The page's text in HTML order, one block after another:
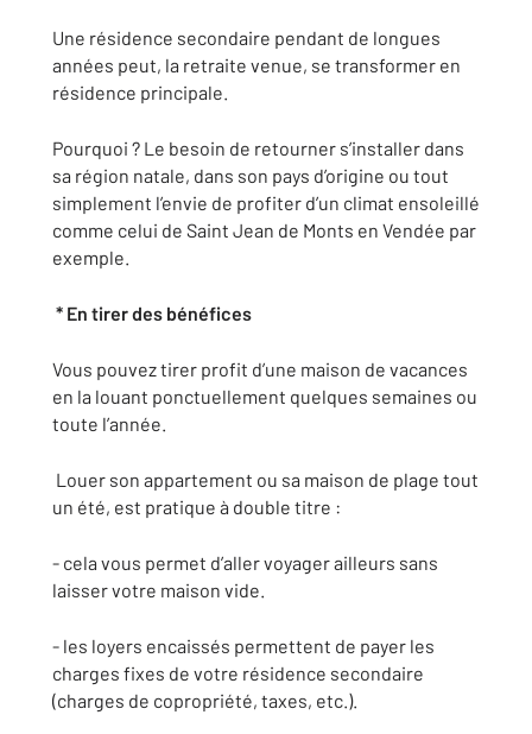
Une résidence secondaire pendant de longues
années peut, la retraite venue, se transformer en
résidence principale.
Pourquoi ? Le besoin de retourner s’installer dans
sa région natale, dans son pays d’origine ou tout
simplement l’envie de profiter d’un climat ensoleillé
comme celui de Saint Jean de Monts en Vendée par
exemple.
* En tirer des bénéfices
Vous pouvez tirer profit d’une maison de vacances
en la louant ponctuellement quelques semaines ou
toute l’année.
Louer son appartement ou sa maison de plage tout
un été, est pratique à double titre :
- cela vous permet d’aller voyager ailleurs sans
laisser votre maison vide.
- les loyers encaissés permettent de payer les
charges fixes de votre résidence secondaire
(charges de copropriété, taxes, etc.).